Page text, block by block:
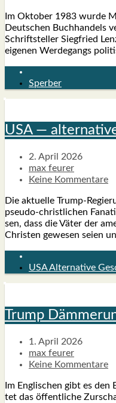
Im Okto­ber 1983 wur­de
Deut­schen Buch­han­dels
Schrift­stel­ler Sieg­fried
eige­nen Wer­de­gangs
Sperber
USA —
2. April 2026
max feurer
Keine Kommentare
Die aktu­el­le Trump-
pseu­­do-chris­t­­li­chen
sen, dass die Väter der
Chris­ten gewe­sen sei­en
USA Alternative
Trump
1. April 2026
max feurer
Keine Kommentare
Im Eng­li­schen gibt es
tet das öffent­li­che